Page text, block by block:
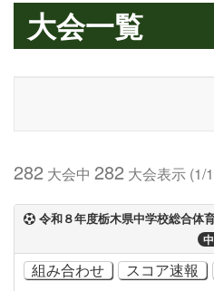
大会一覧
282 大会中 282 大会表示 (1/
令和８年度栃木県中学校総合体
組み合わせ スコア速報